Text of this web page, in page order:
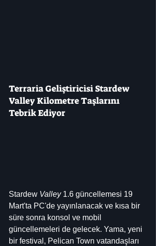
Terraria Geliştiricisi Stardew
Valley Kilometre Taşlarını
Tebrik Ediyor
Stardew Valley 1.6 güncellemesi 19
Mart'ta PC'de yayınlanacak ve kısa bir
süre sonra konsol ve mobil
güncellemeleri de gelecek. Yama, yeni
bir festival, Pelican Town vatandaşları